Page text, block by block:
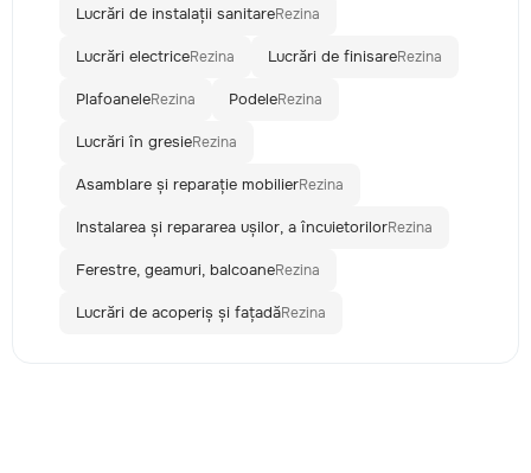
Lucrări de instalații sanitareRezina
Lucrări electriceRezina Lucrări de finisareRezina
PlafoaneleRezina PodeleRezina
Lucrări în gresieRezina
Asamblare și reparație mobilierRezina
Instalarea și repararea ușilor, a încuietorilorRezina
Ferestre, geamuri, balcoaneRezina
Lucrări de acoperiș și fațadăRezina